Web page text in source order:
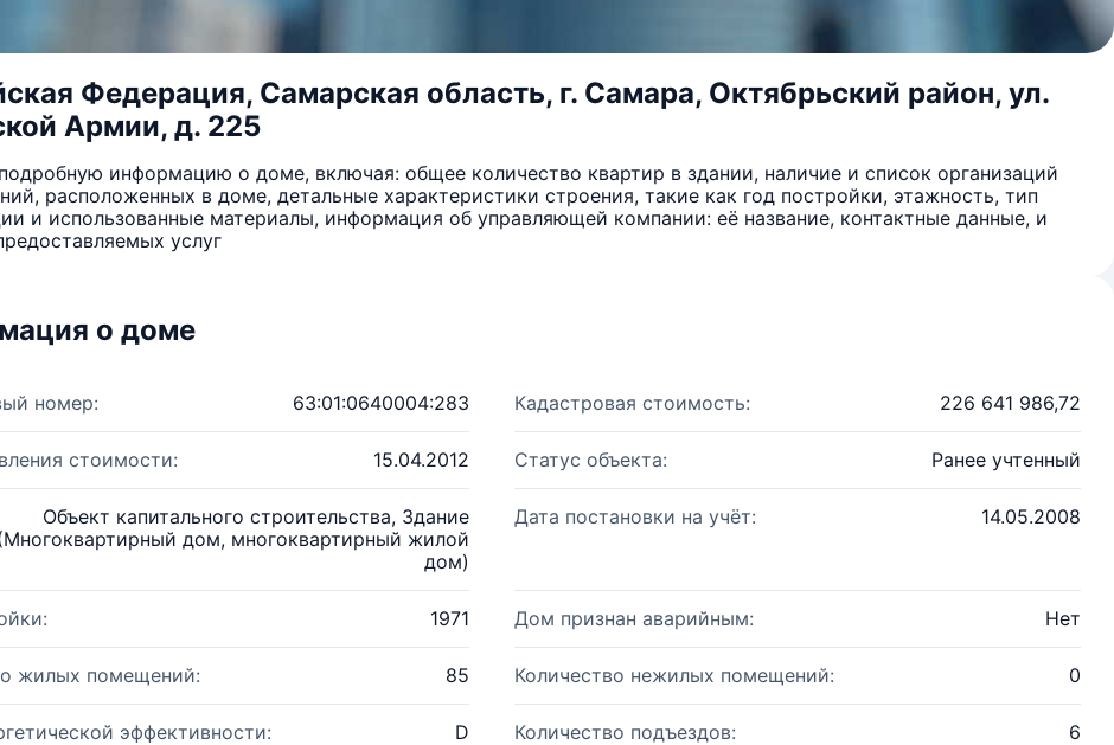
Федерация, Самарская область, г. Самара, Октябрьский район, ул.
Армии, д. 225
информацию о доме, включая: общее количество квартир в здании, наличие и список организаций
расположенных в доме, детальные характеристики строения, такие как год постройки, этажность, тип
и использованные материалы, информация об управляющей компании: её название, контактные данные, и
услуг
о доме
номер: 63:01:0640004:283 Кадастровая стоимость: 226 641 986,72
стоимости: 15.04.2012 Статус объекта: Ранее учтенный
Объект капитального строительства, Здание
дом, многоквартирный жилой
дом)
Дата постановки на учёт: 14.05.2008
1971 Дом признан аварийным: Нет
жилых помещений: 85 Количество нежилых помещений: 0
эффективности: D Количество подъездов: 6